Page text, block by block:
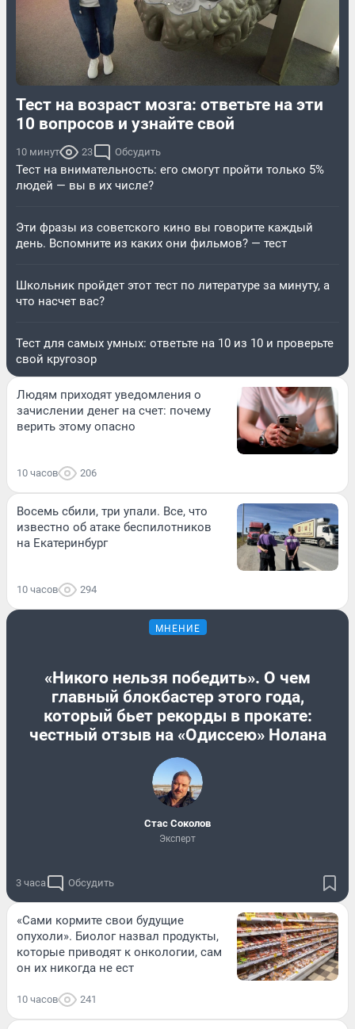
Тест на возраст мозга: ответьте на эти
10 вопросов и узнайте свой
10 минут 23 Обсудить
Тест на внимательность: его смогут пройти только 5%
людей — вы в их числе?
Эти фразы из советского кино вы говорите каждый
день. Вспомните из каких они фильмов? — тест
Школьник пройдет этот тест по литературе за минуту, а
что насчет вас?
Тест для самых умных: ответьте на 10 из 10 и проверьте
свой кругозор
Людям приходят уведомления о
зачислении денег на счет: почему
верить этому опасно
10 часов 206
Восемь сбили, три упали. Все, что
известно об атаке беспилотников
на Екатеринбург
10 часов 294
МНЕНИЕ
«Никого нельзя победить». О чем
главный блокбастер этого года,
который бьет рекорды в прокате:
честный отзыв на «Одиссею» Нолана
Стас Соколов
Эксперт
3 часа Обсудить
«Сами кормите свои будущие
опухоли». Биолог назвал продукты,
которые приводят к онкологии, сам
он их никогда не ест
10 часов 241